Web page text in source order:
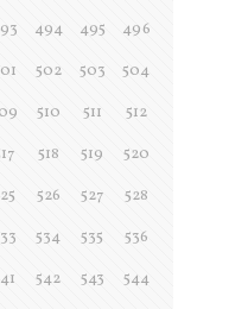
494 495
496
502 503
504
510 511
512
518 519
520
526 527
528
534 535
536
542 543
544